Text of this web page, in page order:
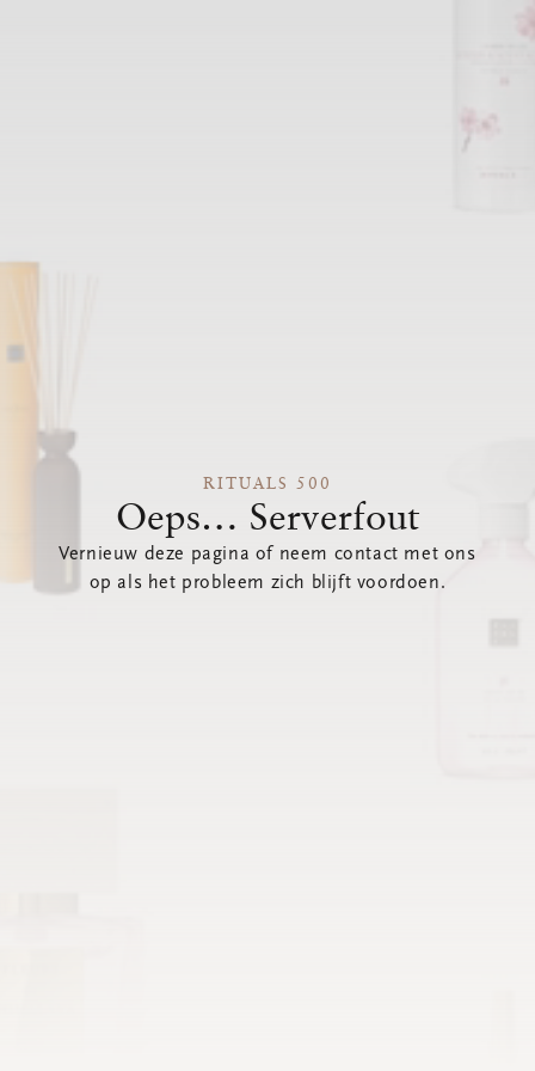
RITUALS 500
Oeps… Serverfout
Vernieuw deze pagina of neem contact met ons
op als het probleem zich blijft voordoen.